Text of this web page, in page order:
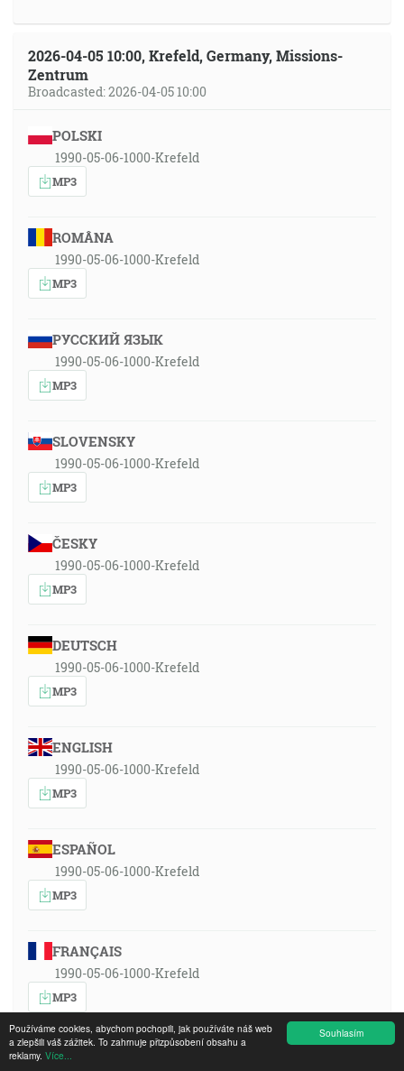
Souhlasím
Používáme cookies, abychom pochopili, jak používáte náš web
a zlepšili váš zážitek. To zahrnuje přizpůsobení obsahu a
reklamy. Více...
2026-04-05 10:00, Krefeld, Germany, Missions-
Zentrum
Broadcasted: 2026-04-05 10:00
POLSKI
1990-05-06-1000-Krefeld
MP3
ROMÂNA
1990-05-06-1000-Krefeld
MP3
РУССКИЙ ЯЗЫК
1990-05-06-1000-Krefeld
MP3
SLOVENSKY
1990-05-06-1000-Krefeld
MP3
ČESKY
1990-05-06-1000-Krefeld
MP3
DEUTSCH
1990-05-06-1000-Krefeld
MP3
ENGLISH
1990-05-06-1000-Krefeld
MP3
ESPAÑOL
1990-05-06-1000-Krefeld
MP3
FRANÇAIS
1990-05-06-1000-Krefeld
MP3
SRPSKOHRVATSKI